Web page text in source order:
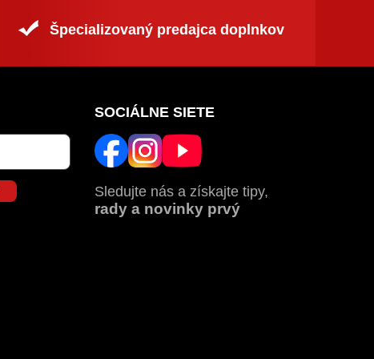
Špecializovaný predajca doplnkov
SOCIÁLNE SIETE
Sledujte nás a získajte tipy,
rady a novinky prvý